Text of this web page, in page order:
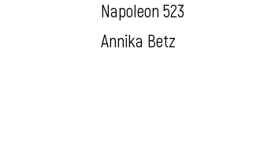
Napoleon 523
Annika Betz